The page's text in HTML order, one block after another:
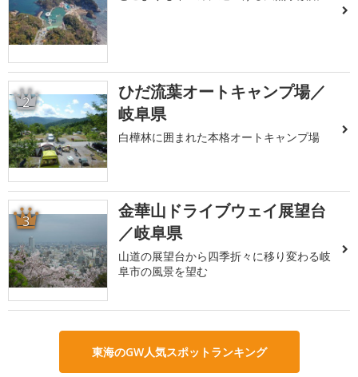
2
ひだ流葉オートキャンプ場／
岐阜県
白樺林に囲まれた本格オートキャンプ場
3
金華山ドライブウェイ展望台
／岐阜県
山道の展望台から四季折々に移り変わる岐
阜市の風景を望む
東海のGW人気スポットランキング